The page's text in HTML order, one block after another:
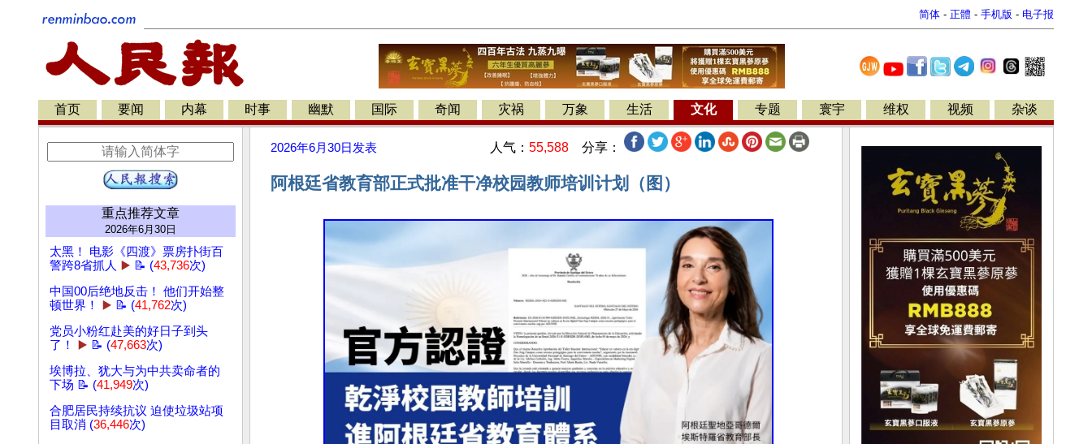
简体 - 正體 - 手机版 - 电子报
首页 要闻 内幕 时事 幽默 国际 奇闻 灾祸 万象 生活 文化 专题 寰宇 维权 视频 杂谈
重点推荐文章
2026年6月30日
太黑！ 电影《四渡》票房扑街百
警跨8省抓人 ▶️ 📝 (43,736次)
中国00后绝地反击！ 他们开始整
顿世界！
▶️ 📝 (41,762次)
党员小粉红赴美的好日子到头
了！
▶️ 📝 (47,663次)
埃博拉、犹大与为中共卖命者的
下场 📝 (41,949次)
合肥居民持续抗议 迫使垃圾站项
目取消 (36,446次)
2026年6月30日 发表 人气： 55,588 分享：
阿根廷省教育部正式批准干净校园教师培训计划（图）